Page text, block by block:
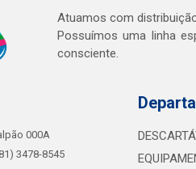
Atuamos com
Possuímos uma linha
consciente.
000A
3478-8545